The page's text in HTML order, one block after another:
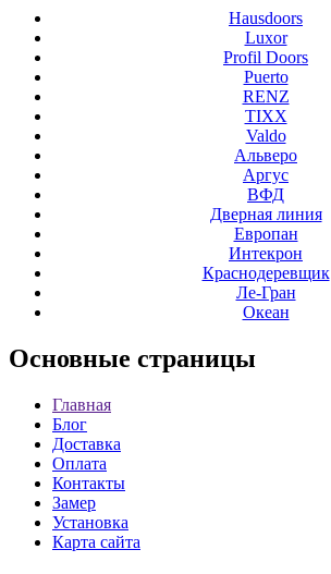
Hausdoors
Luxor
Profil Doors
Puerto
RENZ
TIXX
Valdo
Альверо
Аргус
ВФД
Дверная линия
Европан
Интекрон
Краснодеревщик
Ле-Гран
Океан
Основные страницы
Главная
Блог
Доставка
Оплата
Контакты
Замер
Установка
Карта сайта